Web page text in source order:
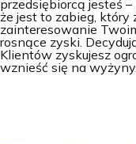
przedsiębiorcą jesteś
że jest to zabieg,
zainteresowanie
rosnące zyski.
Klientów zyskujesz
wznieść się na wyżyny.